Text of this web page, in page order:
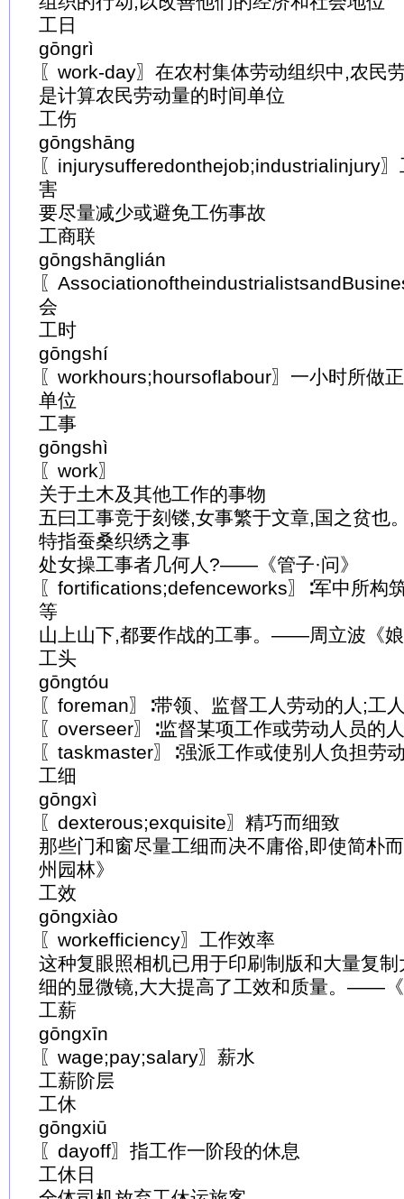
工日
gōngrì
〖work-day〗在农村集体劳动组织中,农民
是计算农民劳动量的时间单位
工伤
gōngshāng
〖injurysufferedonthejob;industrialinjury
害
要尽量减少或避免工伤事故
工商联
gōngshānglián
〖
会
工时
gōngshí
〖workhours;hoursoflabour〗一小时所做
单位
工事
gōngshì
〖work〗
关于土木及其他工作的事物
五曰工事竞于刻镂,女事繁于文章,国之贫
特指蚕桑织绣之事
处女操工事者几何人?——《管子·问》
〖fortifications;defenceworks〗∶军中所构
等
山上山下,都要作战的工事。——周立波《
工头
gōngtóu
〖foreman〗∶带领、监督工人劳动的人;工
〖overseer〗∶监督某项工作或劳动人员的人
〖taskmaster〗∶强派工作或使别人负担劳
工细
gōngxì
〖dexterous;exquisite〗精巧而细致
那些门和窗尽量工细而决不庸俗,即使简朴
州园林》
工效
gōngxiào
〖workefficiency〗工作效率
这种复眼照相机已用于印刷制版和大量复
细的显微镜,大大提高了工效和质量。——
工薪
gōngxīn
〖wage;pay;salary〗薪水
工薪阶层
工休
gōngxiū
〖dayoff〗指工作一阶段的休息
工休日